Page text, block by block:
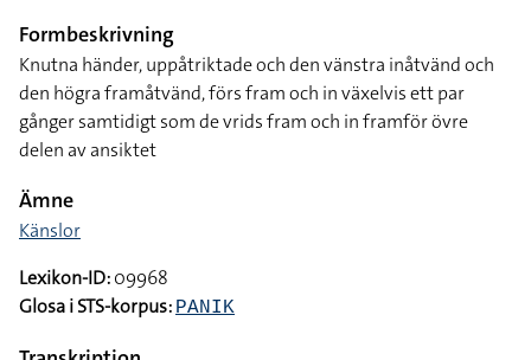
Formbeskrivning
Knutna händer, uppåtriktade och den vänstra inåtvänd och
den högra framåtvänd, förs fram och in växelvis ett par
gånger samtidigt som de vrids fram och in framför övre
delen av ansiktet
Ämne
Känslor
Lexikon-ID:09968
Glosa i STS-korpus: PANIK